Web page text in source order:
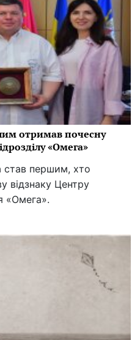
отримав почесну
«Омега»
став першим, хто
відзнаку Центру
«Омега».